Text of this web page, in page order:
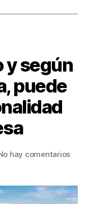
y según
puede
hay comentariosen
y